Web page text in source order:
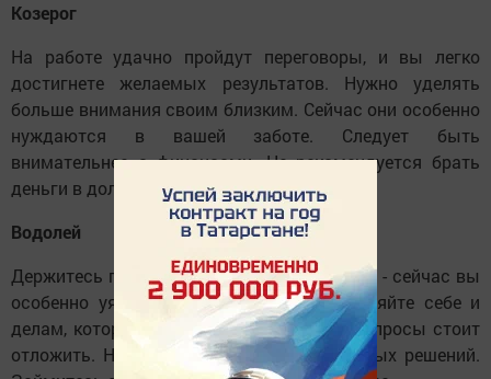
Козерог
На работе удачно пройдут переговоры, и вы легко
достигнете желаемых результатов. Нужно уделять
больше внимания своим близким. Сейчас они особенно
нуждаются в вашей заботе. Следует быть
внимательнее с финансами. Не рекомендуется брать
деньги в долг.
Водолей
Держитесь подальше от недоброжелателей - сейчас вы
особенно уязвимы. Больше времени уделяйте себе и
делам, которые вам по душе. Сложные вопросы стоит
отложить. Не принимайте скоропалительных решений.